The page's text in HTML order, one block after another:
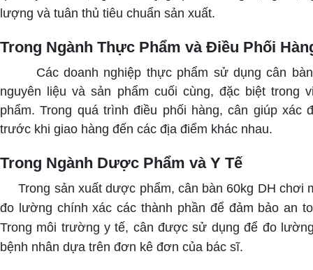
lượng và tuân thủ tiêu chuẩn sản xuất.
Trong Ngành Thực Phẩm và Điều Phối
Các doanh nghiệp thực phẩm sử dụng cân
nguyên liệu và sản phẩm cuối cùng, đặc biệt trong
phẩm.Trong quá trình điều phối hàng, cân giúp xác
trước khi giao hàng đến các địa điểm khác nhau.
Trong Ngành Dược Phẩm và Y Tế
Trong sản xuất dược phẩm, cân bàn 60kg DH chơi
đo lường chính xác các thành phần để đảm bảo an
Trong môi trường y tế, cân được sử dụng để đo
bệnh nhân dựa trên đơn kê đơn của bác sĩ.